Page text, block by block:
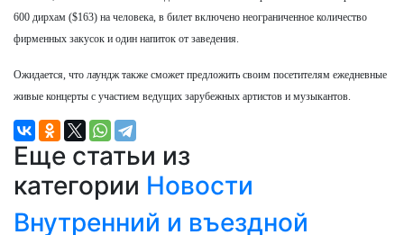
600 дирхам ($163) на человека, в билет включено неограниченное количество
фирменных закусок и один напиток от заведения.
Ожидается, что лаундж также сможет предложить своим посетителям ежедневные
живые концерты с участием ведущих зарубежных артистов и музыкантов.
Еще статьи из
категории Новости
Внутренний и въездной